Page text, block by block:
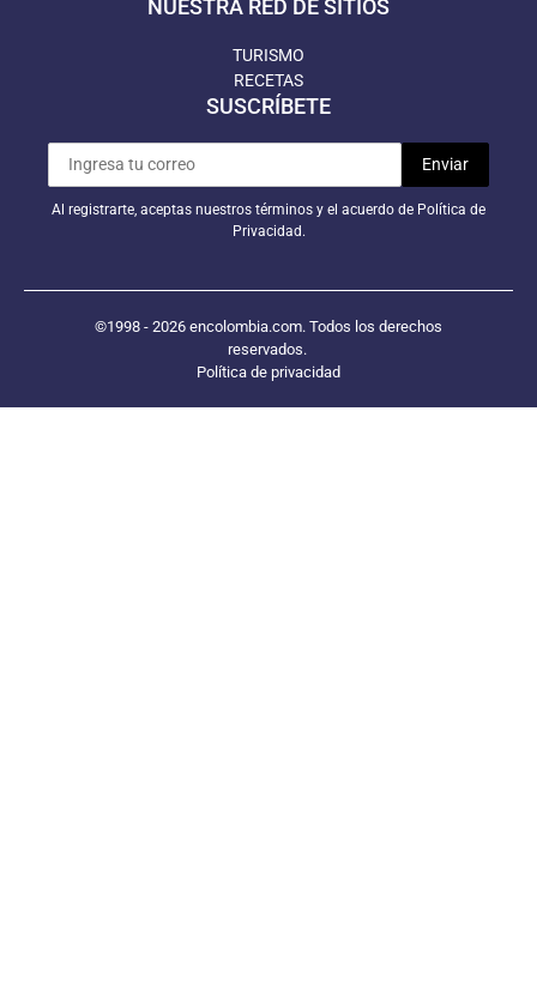
NUESTRA RED DE SITIOS
TURISMO
RECETAS
SUSCRÍBETE
Al registrarte, aceptas nuestros términos y el acuerdo de Política de
Privacidad.
©1998 - 2026 encolombia.com. Todos los derechos
reservados.
Política de privacidad